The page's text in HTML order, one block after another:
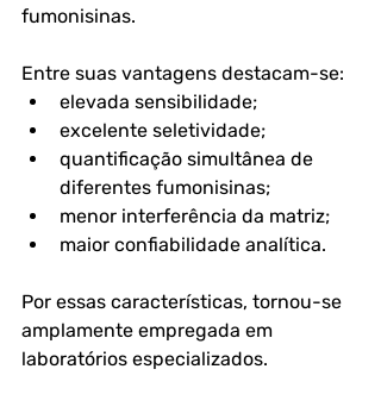
fumonisinas.
Entre suas vantagens destacam-se:
elevada sensibilidade;
excelente seletividade;
quantificação simultânea de
diferentes fumonisinas;
menor interferência da matriz;
maior confiabilidade analítica.
Por essas características, tornou-se
amplamente empregada em
laboratórios especializados.